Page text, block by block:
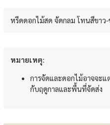
หรีดดอกไม้สด จัดกลม โทนสีขาว
หมายเหตุ:
การจัดและดอกไม้อาจจะ
กับฤดูกาลและพื้นที่จัดส่ง